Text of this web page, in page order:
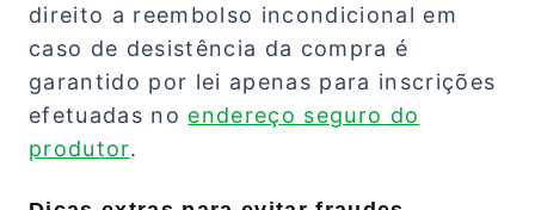
direito a reembolso incondicional em
caso de desistência da compra é
garantido por lei apenas para inscrições
efetuadas no endereço seguro do
produtor.